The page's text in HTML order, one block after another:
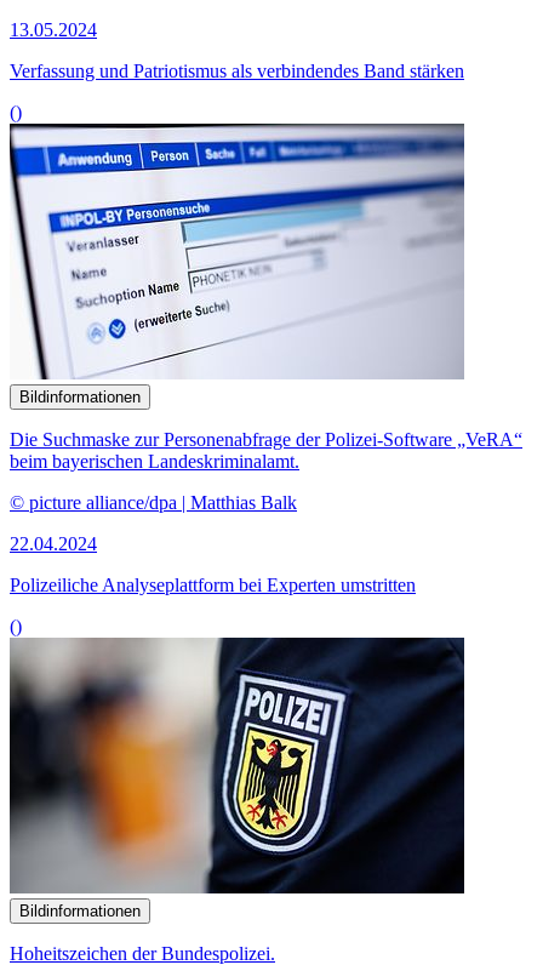
13.05.2024
Verfassung und Patriotismus als verbindendes Band stärken
()
Bildinformationen
Die Suchmaske zur Personenabfrage der Polizei-Software „VeRA“
beim bayerischen Landeskriminalamt.
© picture alliance/dpa | Matthias Balk
22.04.2024
Polizeiliche Analyse­plattform bei Experten umstritten
()
Bildinformationen
Hoheitszeichen der Bundespolizei.